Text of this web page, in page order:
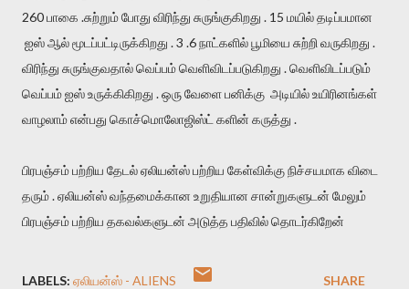
260 பாகை .சுற்றும் போது விரிந்து சுருங்குகிறது . 15 மயில் தடிப்பமான
ஐஸ் ஆல் மூடப்பட்டிருக்கிறது . 3 .6 நாட்களில் பூமியை சுற்றி வருகிறது .
விரிந்து சுருங்குவதால் வெப்பம் வெளிவிடப்படுகிறது . வெளிவிடப்படும்
வெப்பம் ஐஸ் உருக்கிகிறது . ஒரு வேளை பனிக்கு அடியில் உயிரினங்கள்
வாழலாம் என்பது கொச்மொலோஜிஸ்ட் களின் கருத்து .
பிரபஞ்சம் பற்றிய தேடல் ஏலியன்ஸ் பற்றிய கேள்விக்கு நிச்சயமாக விடை
தரும் . ஏலியன்ஸ் வந்தமைக்கான உறுதியான சான்றுகளுடன் மேலும்
பிரபஞ்சம் பற்றிய தகவல்களுடன் அடுத்த பதிவில் தொடர்கிறேன்
LABELS: ஏலியன்ஸ் - ALIENS SHARE